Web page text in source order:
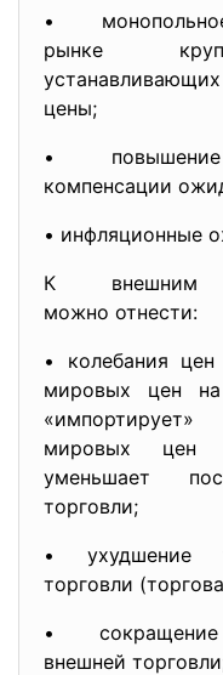
•
рынке
цены;
•
компенсации
• инфляционные
К внешним
можно отнести:
• колебания
мировых цен
мировых цен
уменьшает
торговли;
• ухудшение
торговли
•
внешней